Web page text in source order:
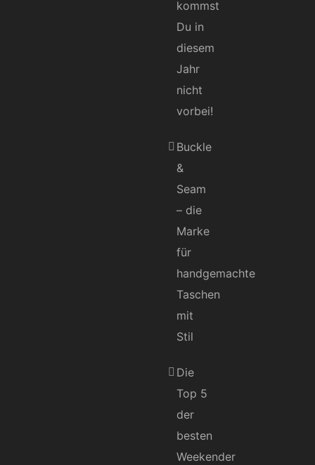
kommst
Du in
diesem
Jahr
nicht
vorbei!
Buckle
&
Seam
– die
Marke
für
handgemachte
Taschen
mit
Stil
Die
Top 5
der
besten
Weekender